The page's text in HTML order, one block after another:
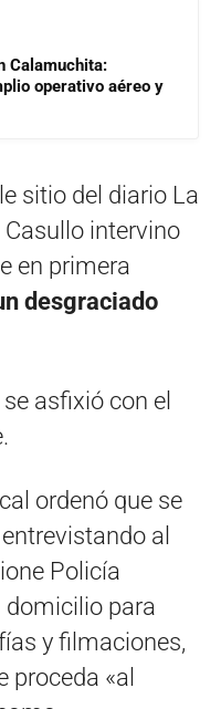
Calamuchita:
operativo aéreo y
sitio del diario La
intervino
en primera
desgraciado
asfixió con el
ordenó que se
al
Policía
domicilio para
y filmaciones,
proceda «al